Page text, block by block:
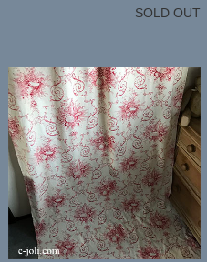
SOLD OUT